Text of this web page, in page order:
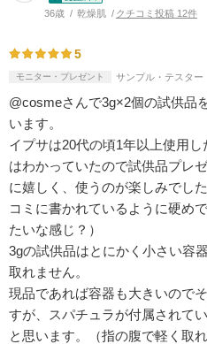
36歳 乾燥肌 クチコミ投稿 12件
5
モニター・プレゼント サンプル・テスター
@cosmeさんで3g×2個の試供品
います。
イプサは20代の頃1年以上使用
はわかっていたので試供品プレ
に嬉しく、使うのが楽しみでし
コミに書かれているように硬め
たいな感じ？）
3gの試供品はとにかく小さい容
取れません。
現品であれば容器も大きいので
すが、スパチュラが付属されて
と思います。（指の腹で軽く取